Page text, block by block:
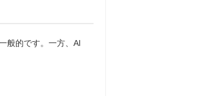
般的です。一方、Al